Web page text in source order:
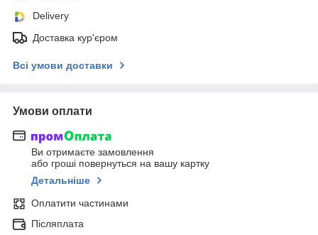
Delivery
Доставка кур'єром
Всі умови доставки
Умови оплати
Ви отримаєте замовлення
або гроші повернуться на вашу картку
Детальніше
Оплатити частинами
Післяплата